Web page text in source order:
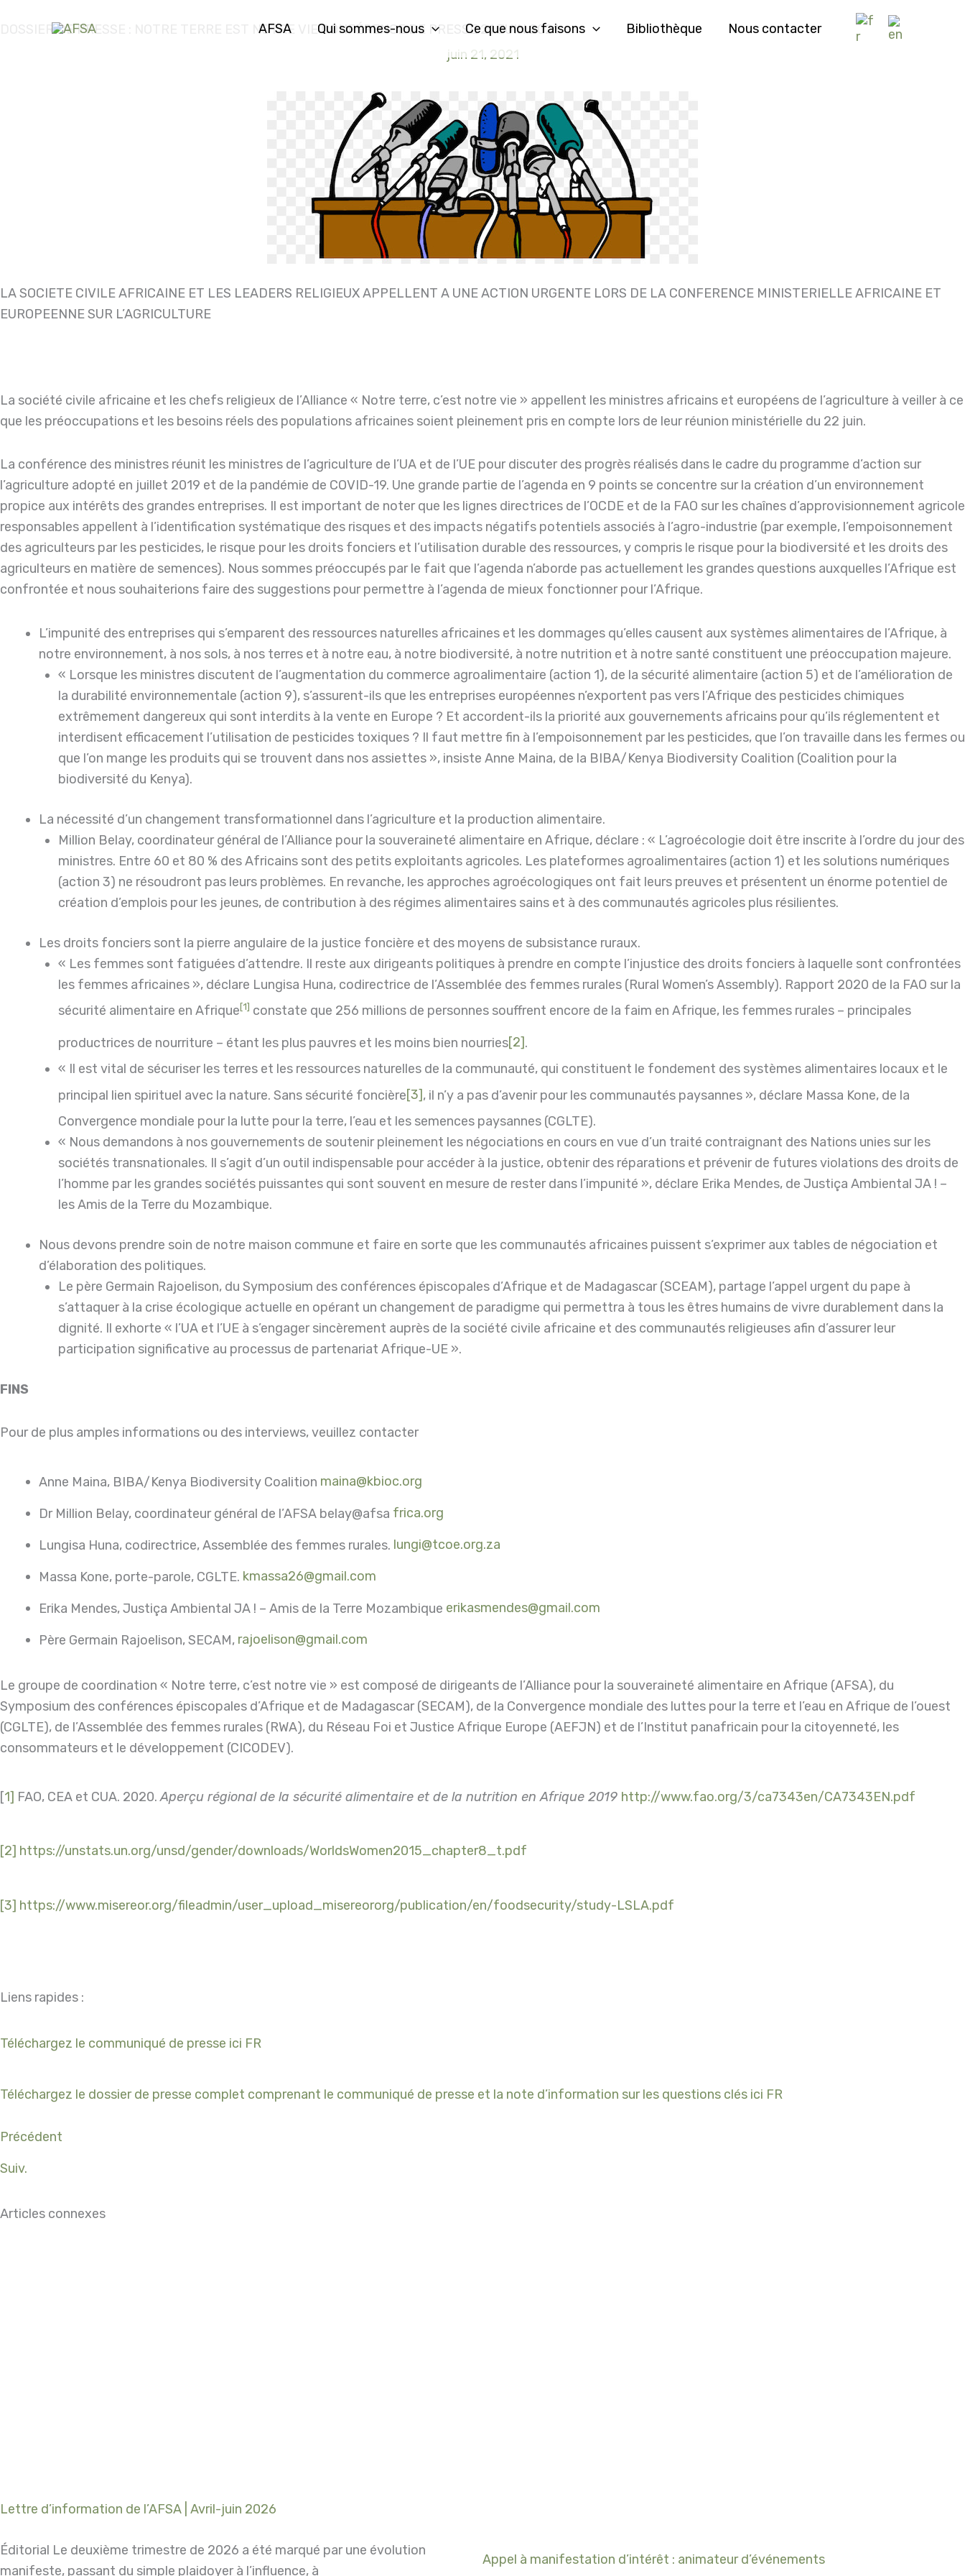
AFSA Qui sommes-nous Ce que nous faisons Bibliothèque Nous contacter
DOSSIER DE PRESSE : NOTRE TERRE EST NOTRE VIE CONFÉRENCE DE PRESSE 21 JUIN 2021
juin 21, 2021
LA SOCIETE CIVILE AFRICAINE ET LES LEADERS RELIGIEUX APPELLENT A UNE ACTION URGENTE LORS DE LA CONFERENCE MINISTERIELLE AFRICAINE ET
EUROPEENNE SUR L’AGRICULTURE
La société civile africaine et les chefs religieux de l’Alliance « Notre terre, c’est notre vie » appellent les ministres africains et européens de l’agriculture à veiller à ce
que les préoccupations et les besoins réels des populations africaines soient pleinement pris en compte lors de leur réunion ministérielle du 22 juin.
La conférence des ministres réunit les ministres de l’agriculture de l’UA et de l’UE pour discuter des progrès réalisés dans le cadre du programme d’action sur
l’agriculture adopté en juillet 2019 et de la pandémie de COVID-19. Une grande partie de l’agenda en 9 points se concentre sur la création d’un environnement
propice aux intérêts des grandes entreprises. Il est important de noter que les lignes directrices de l’OCDE et de la FAO sur les chaînes d’approvisionnement agricole
responsables appellent à l’identification systématique des risques et des impacts négatifs potentiels associés à l’agro-industrie (par exemple, l’empoisonnement
des agriculteurs par les pesticides, le risque pour les droits fonciers et l’utilisation durable des ressources, y compris le risque pour la biodiversité et les droits des
agriculteurs en matière de semences). Nous sommes préoccupés par le fait que l’agenda n’aborde pas actuellement les grandes questions auxquelles l’Afrique est
confrontée et nous souhaiterions faire des suggestions pour permettre à l’agenda de mieux fonctionner pour l’Afrique.
L’impunité des entreprises qui s’emparent des ressources naturelles africaines et les dommages qu’elles causent aux systèmes alimentaires de l’Afrique, à
notre environnement, à nos sols, à nos terres et à notre eau, à notre biodiversité, à notre nutrition et à notre santé constituent une préoccupation majeure.
« Lorsque les ministres discutent de l’augmentation du commerce agroalimentaire (action 1), de la sécurité alimentaire (action 5) et de l’amélioration de
la durabilité environnementale (action 9), s’assurent-ils que les entreprises européennes n’exportent pas vers l’Afrique des pesticides chimiques
extrêmement dangereux qui sont interdits à la vente en Europe ? Et accordent-ils la priorité aux gouvernements africains pour qu’ils réglementent et
interdisent efficacement l’utilisation de pesticides toxiques ? Il faut mettre fin à l’empoisonnement par les pesticides, que l’on travaille dans les fermes ou
que l’on mange les produits qui se trouvent dans nos assiettes », insiste Anne Maina, de la BIBA/Kenya Biodiversity Coalition (Coalition pour la
biodiversité du Kenya).
La nécessité d’un changement transformationnel dans l’agriculture et la production alimentaire.
Million Belay, coordinateur général de l’Alliance pour la souveraineté alimentaire en Afrique, déclare : « L’agroécologie doit être inscrite à l’ordre du jour des
ministres. Entre 60 et 80 % des Africains sont des petits exploitants agricoles. Les plateformes agroalimentaires (action 1) et les solutions numériques
(action 3) ne résoudront pas leurs problèmes. En revanche, les approches agroécologiques ont fait leurs preuves et présentent un énorme potentiel de
création d’emplois pour les jeunes, de contribution à des régimes alimentaires sains et à des communautés agricoles plus résilientes.
Les droits fonciers sont la pierre angulaire de la justice foncière et des moyens de subsistance ruraux.
« Les femmes sont fatiguées d’attendre. Il reste aux dirigeants politiques à prendre en compte l’injustice des droits fonciers à laquelle sont confrontées
les femmes africaines », déclare Lungisa Huna, codirectrice de l’Assemblée des femmes rurales (Rural Women’s Assembly). Rapport 2020 de la FAO sur la
sécurité alimentaire en Afrique[1] constate que 256 millions de personnes souffrent encore de la faim en Afrique, les femmes rurales – principales
productrices de nourriture – étant les plus pauvres et les moins bien nourries[2].
« Il est vital de sécuriser les terres et les ressources naturelles de la communauté, qui constituent le fondement des systèmes alimentaires locaux et le
principal lien spirituel avec la nature. Sans sécurité foncière[3], il n’y a pas d’avenir pour les communautés paysannes », déclare Massa Kone, de la
Convergence mondiale pour la lutte pour la terre, l’eau et les semences paysannes (CGLTE).
« Nous demandons à nos gouvernements de soutenir pleinement les négociations en cours en vue d’un traité contraignant des Nations unies sur les
sociétés transnationales. Il s’agit d’un outil indispensable pour accéder à la justice, obtenir des réparations et prévenir de futures violations des droits de
l’homme par les grandes sociétés puissantes qui sont souvent en mesure de rester dans l’impunité », déclare Erika Mendes, de Justiça Ambiental JA ! –
les Amis de la Terre du Mozambique.
Nous devons prendre soin de notre maison commune et faire en sorte que les communautés africaines puissent s’exprimer aux tables de négociation et
d’élaboration des politiques.
Le père Germain Rajoelison, du Symposium des conférences épiscopales d’Afrique et de Madagascar (SCEAM), partage l’appel urgent du pape à
s’attaquer à la crise écologique actuelle en opérant un changement de paradigme qui permettra à tous les êtres humains de vivre durablement dans la
dignité. Il exhorte « l’UA et l’UE à s’engager sincèrement auprès de la société civile africaine et des communautés religieuses afin d’assurer leur
participation significative au processus de partenariat Afrique-UE ».
FINS
Pour de plus amples informations ou des interviews, veuillez contacter
Anne Maina, BIBA/Kenya Biodiversity Coalition maina@kbioc.org
Dr Million Belay, coordinateur général de l’AFSA belay@afsa frica.org
Lungisa Huna, codirectrice, Assemblée des femmes rurales. lungi@tcoe.org.za
Massa Kone, porte-parole, CGLTE. kmassa26@gmail.com
Erika Mendes, Justiça Ambiental JA ! – Amis de la Terre Mozambique erikasmendes@gmail.com
Père Germain Rajoelison, SECAM, rajoelison@gmail.com
Le groupe de coordination « Notre terre, c’est notre vie » est composé de dirigeants de l’Alliance pour la souveraineté alimentaire en Afrique (AFSA), du
Symposium des conférences épiscopales d’Afrique et de Madagascar (SECAM), de la Convergence mondiale des luttes pour la terre et l’eau en Afrique de l’ouest
(CGLTE), de l’Assemblée des femmes rurales (RWA), du Réseau Foi et Justice Afrique Europe (AEFJN) et de l’Institut panafricain pour la citoyenneté, les
consommateurs et le développement (CICODEV).
[1] FAO, CEA et CUA. 2020.Aperçu régional de la sécurité alimentaire et de la nutrition en Afrique 2019 http://www.fao.org/3/ca7343en/CA7343EN.pdf
[2] https://unstats.un.org/unsd/gender/downloads/WorldsWomen2015_chapter8_t.pdf
[3] https://www.misereor.org/fileadmin/user_upload_misereororg/publication/en/foodsecurity/study-LSLA.pdf
Liens rapides :
Téléchargez le communiqué de presse ici FR
Téléchargez le dossier de presse complet comprenant le communiqué de presse et la note d’information sur les questions clés ici FR
Précédent
Suiv.
Articles connexes
Lettre d’information de l’AFSA | Avril-juin 2026
Éditorial Le deuxième trimestre de 2026 a été marqué par une évolution
manifeste, passant du simple plaidoyer à l’influence, à
Appel à manifestation d’intérêt : animateur d’événements